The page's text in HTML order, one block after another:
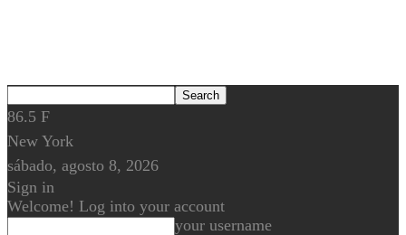
86.5 F
New York
sábado, agosto 8, 2026
Sign in
Welcome! Log into your account
your username